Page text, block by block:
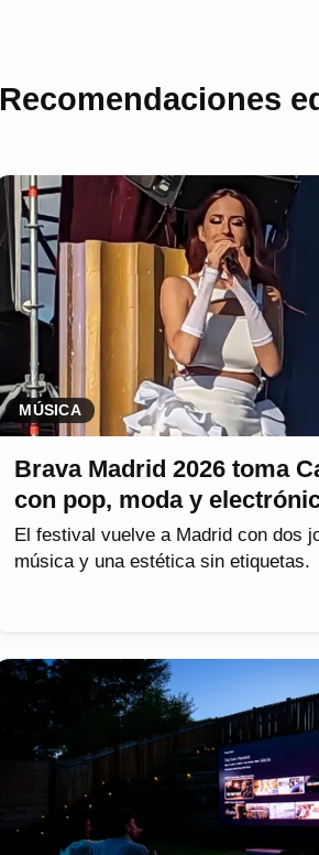
Recomendaciones
MÚSICA
Brava Madrid 2026 toma
con pop, moda y
El festival vuelve a Madrid con dos
música y una estética sin etiquetas.